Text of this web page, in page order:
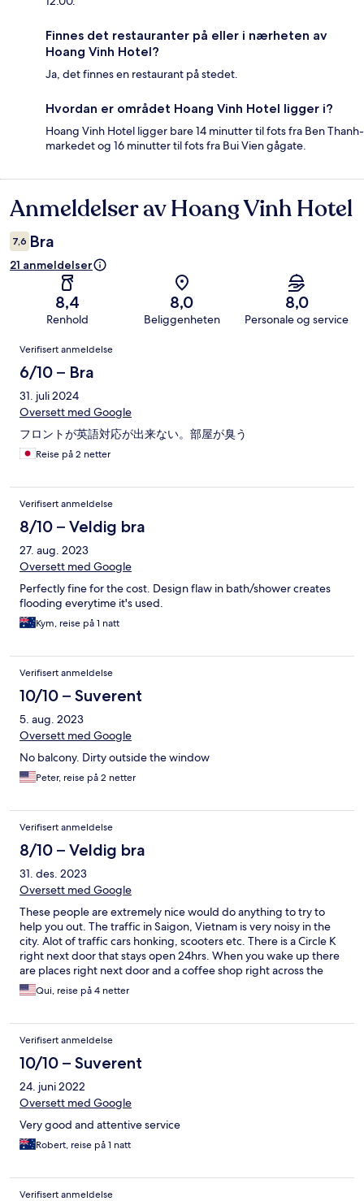
Finnes det restauranter på eller i nærheten av
Hoang Vinh Hotel?
Ja, det finnes en restaurant på stedet.
Hvordan er området Hoang Vinh Hotel ligger i?
Hoang Vinh Hotel ligger bare 14 minutter til fots fra Ben Thanh-
markedet og 16 minutter til fots fra Bui Vien gågate.
Anmeldelser
Anmeldelser av Hoang Vinh Hotel
7,6 Bra
21 anmeldelser
8,4
Renhold
8,0
Beliggenheten
8,0
Personale og service
Anmeldelser
Verifisert anmeldelse
6/10 – Bra
31. juli 2024
Oversett med Google
フロントが英語対応が出来ない。部屋が臭う
Reise på 2 netter
Verifisert anmeldelse
8/10 – Veldig bra
27. aug. 2023
Oversett med Google
Perfectly fine for the cost. Design flaw in bath/shower creates
flooding everytime it's used.
Kym, reise på 1 natt
Verifisert anmeldelse
10/10 – Suverent
5. aug. 2023
Oversett med Google
No balcony. Dirty outside the window
Peter, reise på 2 netter
Verifisert anmeldelse
8/10 – Veldig bra
31. des. 2023
Oversett med Google
These people are extremely nice would do anything to try to
help you out. The traffic in Saigon, Vietnam is very noisy in the
city. Alot of traffic cars honking, scooters etc. There is a Circle K
right next door that stays open 24hrs. When you wake up there
are places right next door and a coffee shop right across the
street. Your about a 15m walk away from the War remnant
muesum. Everything else youll have to do a grab (uber) for a
was only cleaned once most places i go even in Thailand have a
door sign that tells them if you want your room cleaned or no
this place did not. I guess it all depends on where you stay as
well. In a more upscale hotel or resort they would have had a
possibly a more catered experience. One thing i really did not
like and believe they shoild improve on is the fact that your A/C
you slide your room key into the slot. The crappy part about that
is that is when you get back to your hotel from a hot ass day of
. All in all for the price and budget you really cant beat it. You
truly do get what you pay for in all countires around the world I
Qui, reise på 4 netter
Verifisert anmeldelse
10/10 – Suverent
24. juni 2022
Oversett med Google
Very good and attentive service
Robert, reise på 1 natt
Verifisert anmeldelse